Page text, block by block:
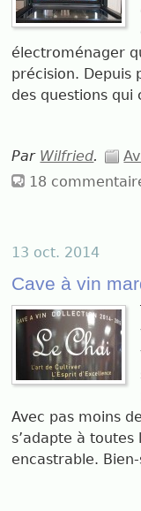
électroménager
précision. Depuis
des questions
Par Wilfried.
18
13 oct. 2014
Cave à vin
Avec pas moins
s’adapte à
encastrable.